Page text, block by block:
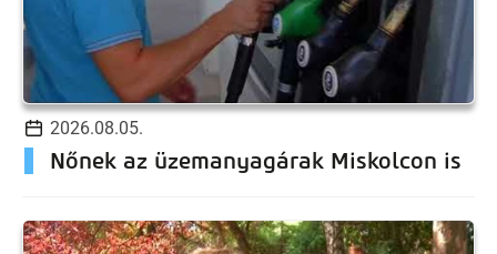
2026.08.05.
Nőnek az üzemanyagárak Miskolcon is